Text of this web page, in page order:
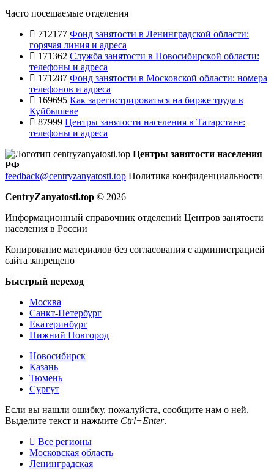
Часто посещаемые отделения
712177 Фонд занятости в Ленинградской области:
горячая линия и адреса
171362 Служба занятости в Новосибирской области:
телефоны и адреса
171287 Фонд занятости в Московской области: номера
телефонов и адреса
169695 Как зарегистрироваться на бирже труда в
Куйбышеве
87999 Центры занятости населения в Татарстане:
телефоны и адреса
Центры занятости населения
РФ
feedback@centryzanyatosti.top Политика конфиденциальности
CentryZanyatosti.top © 2026
Информационный справочник отделений Центров занятости
населения в России
Копирование материалов без согласования с администрацией
сайта запрещено
Быстрый переход
Москва
Санкт-Петербург
Екатеринбург
Нижний Новгород
Новосибирск
Казань
Тюмень
Сургут
Если вы нашли ошибку, пожалуйста, сообщите нам о ней.
Выделите текст и нажмите Ctrl+Enter.
Все регионы
Московская область
Ленинградская